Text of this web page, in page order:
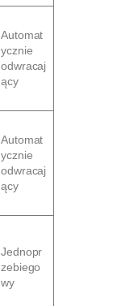
Automat
ycznie
odwracaj
ący
Automat
ycznie
odwracaj
ący
Jednopr
zebiego
wy